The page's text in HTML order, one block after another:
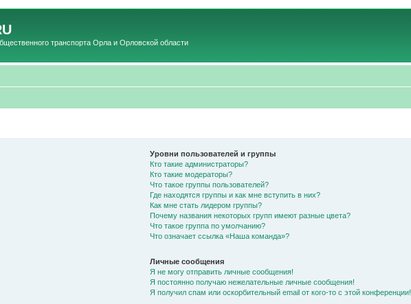
транспорта Орла и Орловской области
Уровни пользователей и группы
Кто такие администраторы?
Кто такие модераторы?
Что такое группы пользователей?
Где находятся группы и как мне вступить в них?
Как мне стать лидером группы?
Почему названия некоторых групп имеют разные цвета?
Что такое группа по умолчанию?
Что означает ссылка «Наша команда»?
Личные сообщения
Я не могу отправить личные сообщения!
Я постоянно получаю нежелательные личные сообщения!
Я получил спам или оскорбительный email от кого-то с этой конференции!